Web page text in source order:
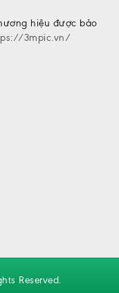
hiệu được bảo
3mpic.vn/
Reserved.